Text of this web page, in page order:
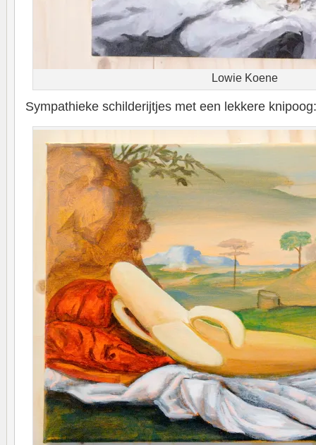
Lowie Koene
Sympathieke schilderijtjes met een lekkere knipoog: